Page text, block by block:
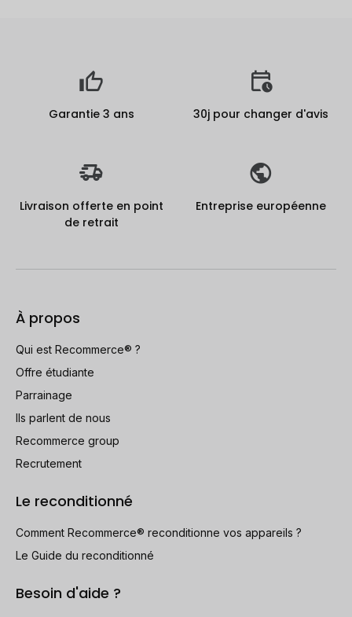
Garantie 3 ans 30j pour changer d'avis
Livraison offerte en point
de retrait
Entreprise européenne
À propos
Qui est Recommerce® ?
Offre étudiante
Parrainage
Ils parlent de nous
Recommerce group
Recrutement
Le reconditionné
Comment Recommerce® reconditionne vos appareils ?
Le Guide du reconditionné
Besoin d'aide ?